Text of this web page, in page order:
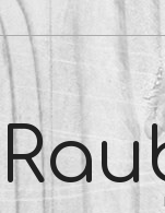
Skip
to
content
Navigation
Menu